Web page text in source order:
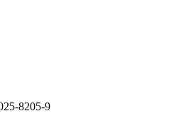
8205-9